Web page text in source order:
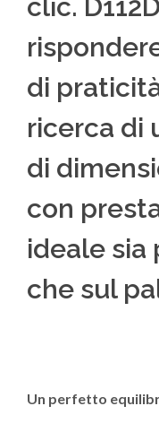
clic.
di
ricerca di
di
con
ideale sia
che sul
Un perfetto